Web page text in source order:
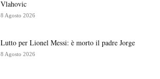
Vlahovic
8 Agosto 2026
Lutto per Lionel Messi: è morto il padre Jorge
8 Agosto 2026